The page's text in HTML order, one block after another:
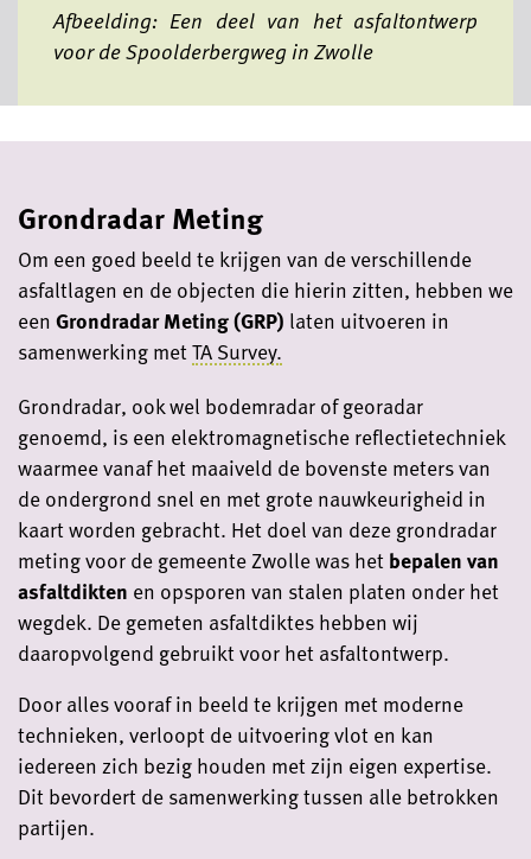
Afbeelding: Een deel van het asfaltontwerp
voor de Spoolderbergweg in Zwolle
Grondradar Meting
Om een goed beeld te krijgen van de verschillende
asfaltlagen en de objecten die hierin zitten, hebben we
eenGrondradar Meting (GRP) laten uitvoeren in
samenwerking metTA Survey.
Grondradar, ook wel bodemradar of georadar
genoemd, is een elektromagnetische reflectietechniek
waarmee vanaf het maaiveld de bovenste meters van
de ondergrond snel en met grote nauwkeurigheid in
kaart worden gebracht. Het doel van deze grondradar
meting voor de gemeente Zwolle was het bepalen van
asfaltdikten en opsporen van stalen platen onder het
wegdek. De gemeten asfaltdiktes hebben wij
daaropvolgend gebruikt voor het asfaltontwerp.
Door alles vooraf in beeld te krijgen met moderne
technieken, verloopt de uitvoering vlot en kan
iedereen zich bezig houden met zijn eigen expertise.
Dit bevordert de samenwerking tussen alle betrokken
partijen.